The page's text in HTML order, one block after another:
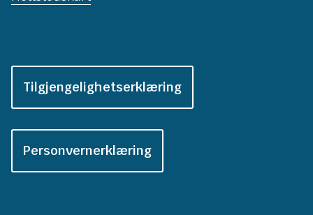
Tilgjengelighetserklæring
Personvernerklæring